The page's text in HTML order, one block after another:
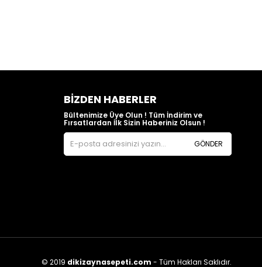
BIZDEN HABERLER
Bültenimize Üye Olun ! Tüm İndirim ve
Fırsatlardan İlk Sizin Haberiniz Olsun !
GÖNDER
© 2019 dikizaynasepeti.com - Tüm Hakları Saklıdır.